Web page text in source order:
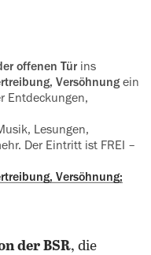
offenen Tür ins
Versöhnungein
Entdeckungen,
Le‍sungen,
Der Eintritt ist FREI –
Versöhnung;
der BSR, die